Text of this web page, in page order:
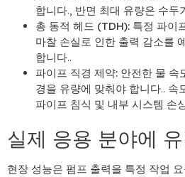
합니다., 반면 최대 유량은 수두
총 동적 헤드 (TDH): 특정 파이
마찰 손실로 인한 출력 감소를
합니다..
파이프 직경 제약: 안전한 물 속
경을 유량에 맞춰야 합니다.. 속
파이프 침식 및 내부 시스템 손
실제 응용 분야에
현장 성능은 펌프 출력을 특정 작업